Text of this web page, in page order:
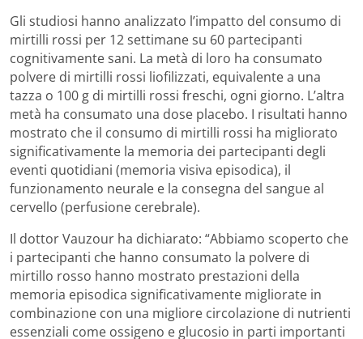
Gli studiosi hanno analizzato l’impatto del consumo di
mirtilli rossi per 12 settimane su 60 partecipanti
cognitivamente sani. La metà di loro ha consumato
polvere di mirtilli rossi liofilizzati, equivalente a una
tazza o 100 g di mirtilli rossi freschi, ogni giorno. L’altra
metà ha consumato una dose placebo. I risultati hanno
mostrato che il consumo di mirtilli rossi ha migliorato
significativamente la memoria dei partecipanti degli
eventi quotidiani (memoria visiva episodica), il
funzionamento neurale e la consegna del sangue al
cervello (perfusione cerebrale).
Il dottor Vauzour ha dichiarato: “Abbiamo scoperto che
i partecipanti che hanno consumato la polvere di
mirtillo rosso hanno mostrato prestazioni della
memoria episodica significativamente migliorate in
combinazione con una migliore circolazione di nutrienti
essenziali come ossigeno e glucosio in parti importanti